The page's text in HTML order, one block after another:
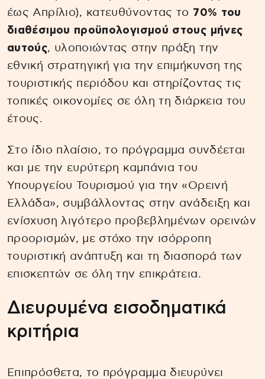
έως Απρίλιο), κατευθύνοντας το 70% του
διαθέσιμου προϋπολογισμού στους μήνες
αυτούς, υλοποιώντας στην πράξη την
εθνική στρατηγική για την επιμήκυνση της
τουριστικής περιόδου και στηρίζοντας τις
τοπικές οικονομίες σε όλη τη διάρκεια του
έτους.
Στο ίδιο πλαίσιο, το πρόγραμμα συνδέεται
και με την ευρύτερη καμπάνια του
Υπουργείου Τουρισμού για την «Ορεινή
Ελλάδα», συμβάλλοντας στην ανάδειξη και
ενίσχυση λιγότερο προβεβλημένων ορεινών
προορισμών, με στόχο την ισόρροπη
τουριστική ανάπτυξη και τη διασπορά των
επισκεπτών σε όλη την επικράτεια.
Διευρυμένα εισοδηματικά
κριτήρια
Επιπρόσθετα, το πρόγραμμα διευρύνει